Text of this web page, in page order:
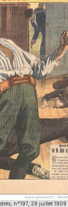
n°197, 29 juillet 1909